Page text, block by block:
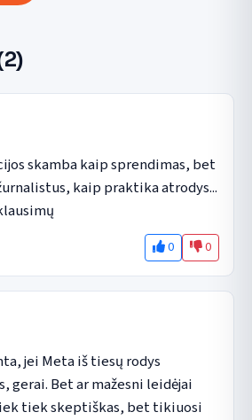
skamba kaip sprendimas, bet
kaip praktika atrodys...
0 0
jei Meta iš tiesų rodys
gerai. Bet ar mažesni leidėjai
tiek skeptiškas, bet tikiuosi